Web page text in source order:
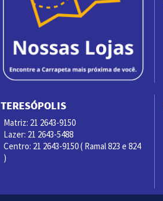
TERESÓPOLIS
Matriz: 21 2643-9150
Lazer: 21 2643-5488
Centro: 21 2643-9150 ( Ramal 823 e 824
)